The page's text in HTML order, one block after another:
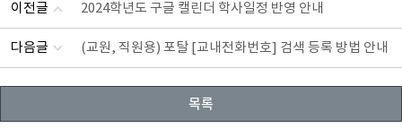
이전글 2024학년도 구글 캘린더 학사일정 반영 안내
다음글 (교원, 직원용) 포탈 [교내전화번호] 검색 등록 방법 안내
목록